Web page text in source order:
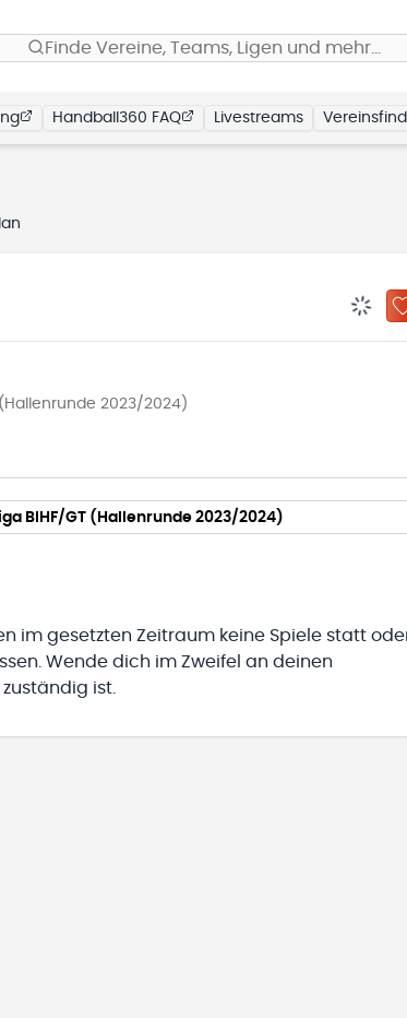
Finde Vereine, Teams, Ligen und mehr…
Handball360 FAQ Livestreams
2023/2024)
BIHF/GT (Hallenrunde 2023/2024)
im gesetzten Zeitraum keine Spiele statt
Wende dich im Zweifel an deinen
ist.